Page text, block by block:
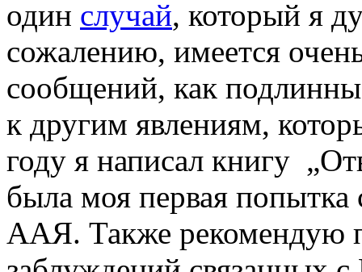
один случай, который я
сожалению, имеется
сообщений, как
к другим явлениям,
году я написал книгу
была моя первая попытка
ААЯ. Также рекомендую